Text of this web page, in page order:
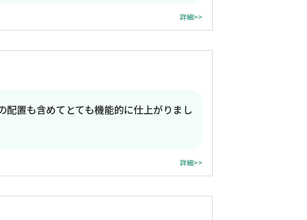
詳細>>
置も含めてとても機能的に仕上がりまし
詳細>>